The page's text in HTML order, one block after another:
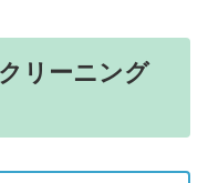
リーニング